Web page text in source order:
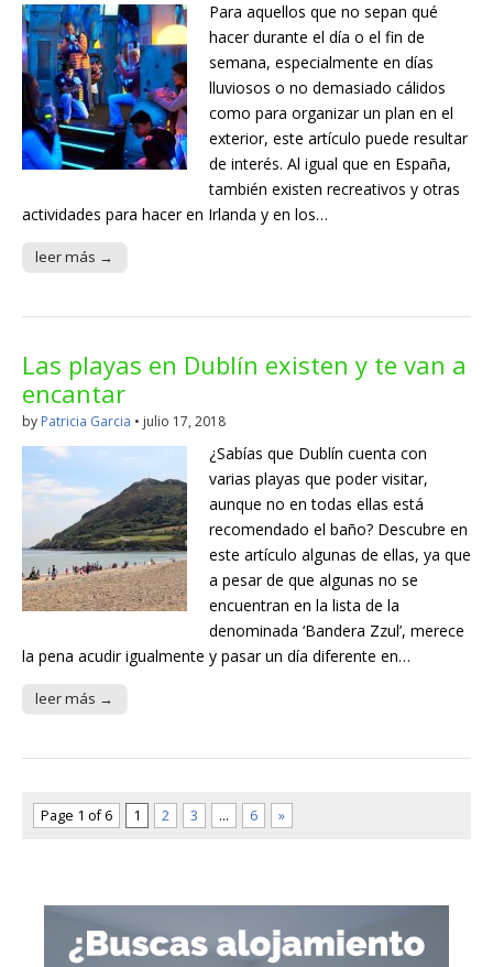
Para aquellos que no sepan qué
hacer durante el día o el fin de
semana, especialmente en días
lluviosos o no demasiado cálidos
como para organizar un plan en el
exterior, este artículo puede resultar
de interés. Al igual que en España,
también existen recreativos y otras
actividades para hacer en Irlanda y en los…
leer más →
Las playas en Dublín existen y te van a
encantar
by Patricia Garcia • julio 17, 2018
¿Sabías que Dublín cuenta con
varias playas que poder visitar,
aunque no en todas ellas está
recomendado el baño? Descubre en
este artículo algunas de ellas, ya que
a pesar de que algunas no se
encuentran en la lista de la
denominada ‘Bandera Zzul’, merece
la pena acudir igualmente y pasar un día diferente en…
leer más →
Page 1 of 6 1 2 3 … 6 »